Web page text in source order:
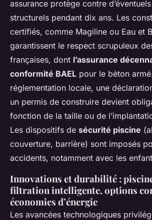
assurance protège contre
structurels pendant dix ans. Les
certifiés, comme Magiline ou Eau et
garantissent le respect scrupuleux
françaises, dont l’assurance
conformité BAEL pour le béton
réglementation locale, une
un permis de construire devient
fonction de la taille ou de
Les dispositifs de sécurité piscine
couverture, barrière) sont imposés
accidents, notamment avec les
Innovations et durabilité :
filtration intelligente, options
économies d’énergie
Les avancées technologiques